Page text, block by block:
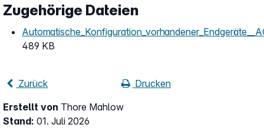
Zugehörige Dateien
489 KB
Zurück
Drucken
Erstellt von Thore Mahlow
Stand: 01. Juli 2026